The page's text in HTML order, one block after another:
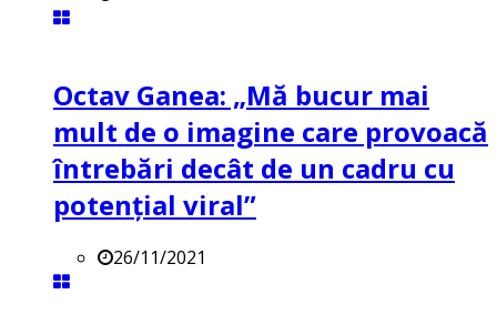
Octav Ganea: „Mă bucur mai
mult de o imagine care provoacă
întrebări decât de un cadru cu
potenţial viral”
26/11/2021